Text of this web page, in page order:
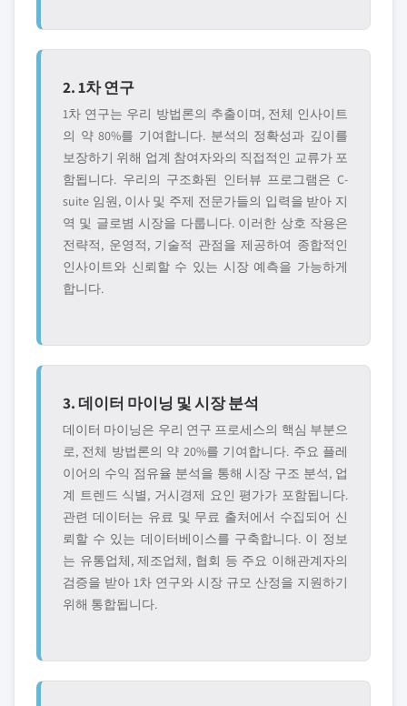
2. 1차 연구
1차 연구는 우리 방법론의 추출이며, 전체 인사이트
의 약 80%를 기여합니다. 분석의 정확성과 깊이를
보장하기 위해 업계 참여자와의 직접적인 교류가 포
함됩니다. 우리의 구조화된 인터뷰 프로그램은 C-
suite 임원, 이사 및 주제 전문가들의 입력을 받아 지
역 및 글로볌 시장을 다룹니다. 이러한 상호 작용은
전략적, 운영적, 기술적 관점을 제공하여 종합적인
인사이트와 신뢰할 수 있는 시장 예측을 가능하게
합니다.
3. 데이터 마이닝 및 시장 분석
데이터 마이닝은 우리 연구 프로세스의 핵심 부분으
로, 전체 방법론의 약 20%를 기여합니다. 주요 플레
이어의 수익 점유율 분석을 통해 시장 구조 분석, 업
계 트렌드 식별, 거시경제 요인 평가가 포함됩니다.
관련 데이터는 유료 및 무료 출처에서 수집되어 신
뢰할 수 있는 데이터베이스를 구축합니다. 이 정보
는 유통업체, 제조업체, 협회 등 주요 이해관계자의
검증을 받아 1차 연구와 시장 규모 산정을 지원하기
위해 통합됩니다.